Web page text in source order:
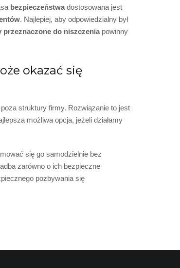
bezpieczeństwa dostosowana jest
. Najlepiej, aby odpowiedzialny był
przeznaczone do niszczenia powinny
okazać się
struktury firmy. Rozwiązanie to jest
możliwa opcja, jeżeli działamy
się go samodzielnie bez
zarówno o ich bezpieczne
pozbywania się